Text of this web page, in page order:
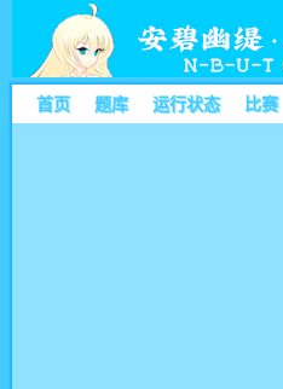
首页 题库 运行状态 比赛